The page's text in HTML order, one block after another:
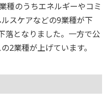
種のうちエネルギーやコミ
スケアなどの9業種が下
落となりました。一方で公
2業種が上げています。